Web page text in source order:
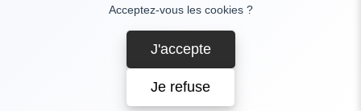
Acceptez-vous les cookies ?
J'accepte
Je refuse